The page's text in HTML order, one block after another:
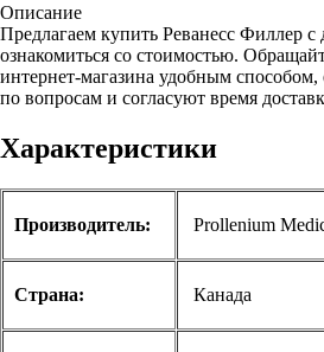
Описание
Предлагаем купить Реванесс Филлер с
ознакомиться со стоимостью.
интернет-магазина удобным
по вопросам и согласуют время
Характеристики
Производитель: Prollenium
Страна: Канада